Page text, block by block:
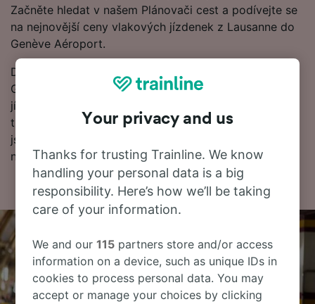
Začněte hledat v našem Plánovači cest a podívejte se
na nejnovější ceny vlakových jízdenek z Lausanne do
Genève Aéroport.
Dále najdete další informace o cestě vlakem do
Genève Aéroport, včetně často kladených otázek,
jízdních řádů s prvními a posledními odjezdy vlaků a
tipy na rezervaci levných vlakových jízdenek. Pokud
jste připraveni k rezervaci, začněte hledat jízdenky u
nás ještě dnes.
Your privacy and us
Thanks for trusting Trainline. We know
handling your personal data is a big
responsibility. Here’s how we’ll be taking
care of your information.
We and our115 partners store and/or access
information on a device, such as unique IDs in
cookies to process personal data. You may
accept or manage your choices by clicking